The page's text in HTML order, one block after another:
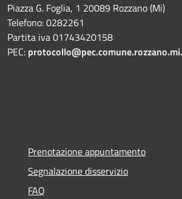
Piazza G. Foglia, 1 20089 Rozzano (Mi)
Telefono: 0282261
Partita iva 01743420158
PEC:
Prenotazione appuntamento
Segnalazione disservizio
FAQ